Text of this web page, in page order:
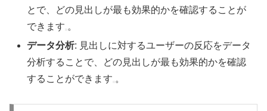
とで、どの見出しが最も効果的かを確認することが
できます 。
データ分析: 見出しに対するユーザーの反応をデータ
分析することで、どの見出しが最も効果的かを確認
することができます 。